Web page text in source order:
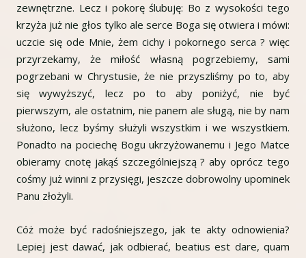
zewnętrzne. Lecz i pokorę ślubuję: Bo z wysokości tego
krzyża już nie głos tylko ale serce Boga się otwiera i mówi:
uczcie się ode Mnie, żem cichy i pokornego serca ? więc
przyrzekamy, że miłość własną pogrzebiemy, sami
pogrzebani w Chrystusie, że nie przyszliśmy po to, aby
się wywyższyć, lecz po to aby poniżyć, nie być
pierwszym, ale ostatnim, nie panem ale sługą, nie by nam
służono, lecz byśmy służyli wszystkim i we wszystkiem.
Ponadto na pociechę Bogu ukrzyżowanemu i Jego Matce
obieramy cnotę jakąś szczególniejszą ? aby oprócz tego
cośmy już winni z przysięgi, jeszcze dobrowolny upominek
Panu złożyli.
Cóż może być radośniejszego, jak te akty odnowienia?
Lepiej jest dawać, jak odbierać, beatius est dare, quam